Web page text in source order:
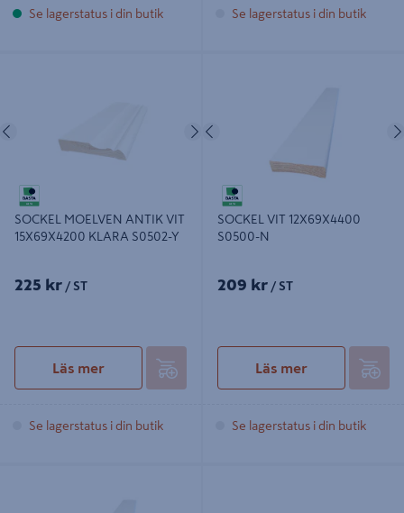
Se lagerstatus i din butik Se lagerstatus i din butik
Nästa
SOCKEL MOELVEN ANTIK VIT
15X69X4200 KLARA S0502-Y
225 kr / ST
Läs mer
Se lagerstatus i din butik
SOCKEL VIT 12X69X4400
S0500-N
209 kr / ST
Läs mer
Se lagerstatus i din butik